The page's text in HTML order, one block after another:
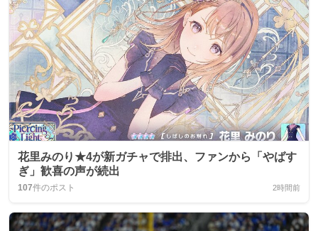
花里みのり★4が新ガチャで排出、ファンから「やばす
ぎ」歓喜の声が続出
107件のポスト 2時間前